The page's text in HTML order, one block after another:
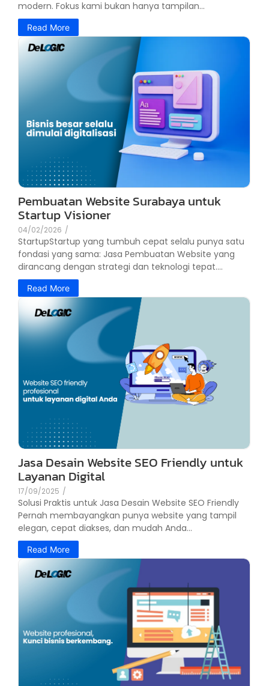
modern. Fokus kami bukan hanya tampilan...
Read More
Pembuatan Website Surabaya untuk
Startup Visioner
04/02/2026 /
StartupStartup yang tumbuh cepat selalu punya satu
fondasi yang sama: Jasa Pembuatan Website yang
dirancang dengan strategi dan teknologi tepat....
Read More
Jasa Desain Website SEO Friendly untuk
Layanan Digital
17/09/2025 /
Solusi Praktis untuk Jasa Desain Website SEO Friendly
Pernah membayangkan punya website yang tampil
elegan, cepat diakses, dan mudah Anda...
Read More